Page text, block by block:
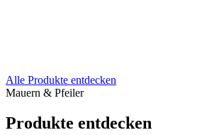
Alle Produkte entdecken
Mauern & Pfeiler
Produkte entdecken